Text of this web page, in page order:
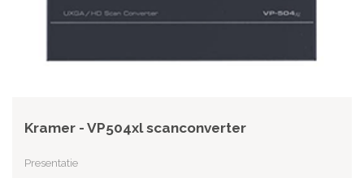
Kramer - VP504xl scanconverter
Presentatie